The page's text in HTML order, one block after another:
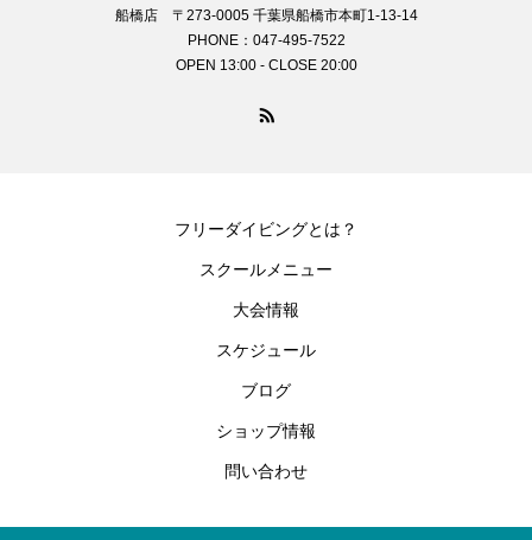
船橋店 〒273-0005 千葉県船橋市本町1-13-14
PHONE：047-495-7522
OPEN 13:00 - CLOSE 20:00
フリーダイビングとは？
スクールメニュー
大会情報
スケジュール
ブログ
ショップ情報
問い合わせ